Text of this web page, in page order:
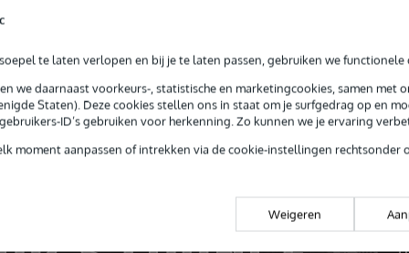
te laten verlopen en bij je te laten passen, gebruiken we functionele
we daarnaast voorkeurs-, statistische en marketingcookies, samen met
Staten). Deze cookies stellen ons in staat om je surfgedrag op en
ID’s gebruiken voor herkenning. Zo kunnen we je ervaring
moment aanpassen of intrekken via de cookie-instellingen rechtsonder
Weigeren
99,-
3 jaar Bax Music garantie